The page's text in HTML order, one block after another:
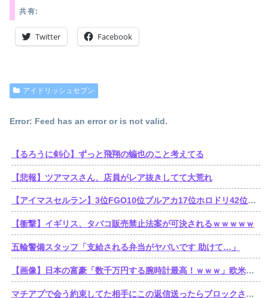
共有:
Twitter Facebook
アイドリッシュセブン
Error: Feed has an error or is not valid.
【るろうに剣心】ずっと飛翔の蝙也のこと考えてる
【悲報】ツアマスさん、店員がレア抜きしてて大荒れ
【アイマスセルラン】3位FGO10位ブルアカ17位ホロドリ42位スタレ103位学マス240位シャニソン449位シャニマス489位デレステ490位ミリシタ
【衝撃】イギリス、タバコ販売禁止法案が可決されるｗｗｗｗｗ
五輪警備スタッフ「支給される弁当がヤバいです 助けて…」
【画像】日本の富豪「数千万円する腕時計最高！ｗｗｗ」欧米の大富豪「…」
マチアプで会う約束してた相手にこの返信送ったらブロックされたんやが